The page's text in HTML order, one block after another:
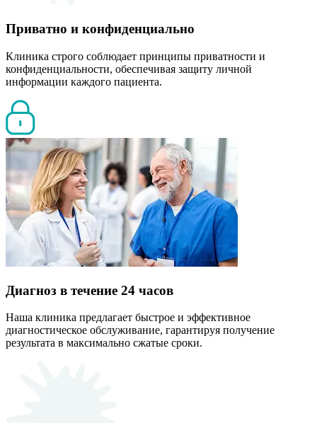
Приватно и конфиденциально
Клиника строго соблюдает принципы приватности и
конфиденциальности, обеспечивая защиту личной
информации каждого пациента.
Диагноз в течение 24 часов
Наша клиника предлагает быстрое и эффективное
диагностическое обслуживание, гарантируя получение
результата в максимально сжатые сроки.